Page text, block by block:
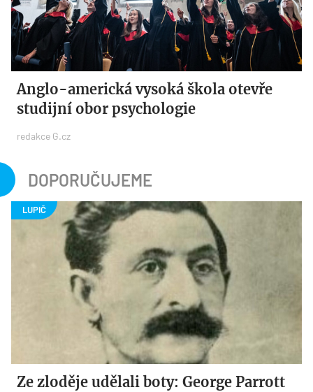
Anglo-americká vysoká škola otevře
studijní obor psychologie
redakce G.cz
DOPORUČUJEME
Ze zloděje udělali boty: George Parrott